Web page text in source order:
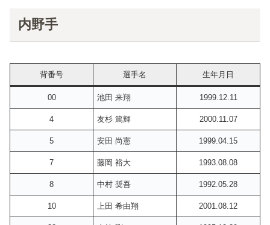
内野手
背番号 選手名 生年月日
00 池田 来翔 1999.12.11
4 友杉 篤輝 2000.11.07
5 安田 尚憲 1999.04.15
7 藤岡 裕大 1993.08.08
8 中村 奨吾 1992.05.28
10 上田 希由翔 2001.08.12